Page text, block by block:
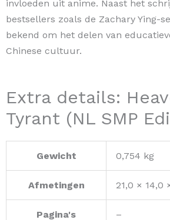
invloeden uit anime. Naast het
bestsellers zoals de Zachary Ying-
bekend om het delen van
Chinese cultuur.
Extra details:
Tyrant (NL SMP
Gewicht 0,754 kg
Afmetingen 21,0 × 14,0
Pagina's –